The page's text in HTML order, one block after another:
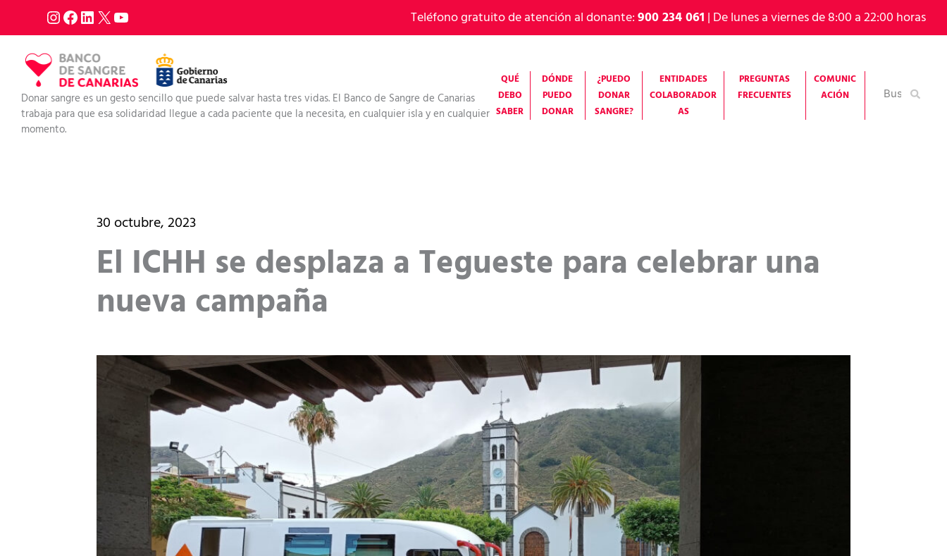
al
contenido
Teléfono gratuito de atención al donante:900 234 061 | De lunes a viernes de 8:00 a 22:00 horas
Donar sangre es un gesto sencillo que puede salvar hasta tres vidas. El Banco de Sangre de Canarias
trabaja para que esa solidaridad llegue a cada paciente que la necesita, en cualquier isla y en cualquier
momento.
QUÉ
DEBO
SABER
DÓNDE
PUEDO
DONAR
¿PUEDO
DONAR
SANGRE?
ENTIDADES
COLABORADOR
AS
PREGUNTAS
FRECUENTES
COMUNIC
ACIÓN
Buscar
30 octubre, 2023
El ICHH se desplaza a Tegueste para celebrar una
nueva campaña